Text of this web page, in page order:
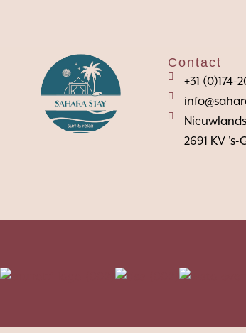
Contact
+31 (0)174-
2691 KV